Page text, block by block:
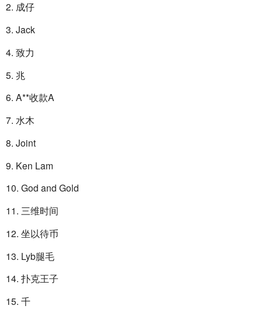
2. 成仔
3. Jack
4. 致力
5. 兆
6. A**收款A
7. 水木
8. Joint
9. Ken Lam
10. God and Gold
11. 三维时间
12. 坐以待币
13. Lyb腿毛
14. 扑克王子
15. 千